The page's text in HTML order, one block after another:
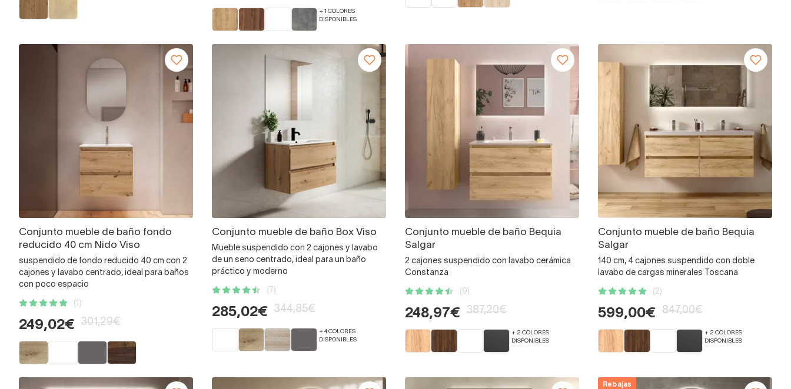
+ 1 COLORES
DISPONIBLES
Conjunto mueble de baño fondo
reducido 40 cm Nido Viso
suspendido de fondo reducido 40 cm con 2
cajones y lavabo centrado, ideal para baños
con poco espacio
(1)
249,02€ 301,29€
Conjunto mueble de baño Box Viso
Mueble suspendido con 2 cajones y lavabo
de un seno centrado, ideal para un baño
práctico y moderno
(7)
285,02€ 344,85€
+ 4 COLORES
DISPONIBLES
Conjunto mueble de baño Bequia
Salgar
2 cajones suspendido con lavabo cerámica
Constanza
(9)
248,97€ 387,20€
+ 2 COLORES
DISPONIBLES
Conjunto mueble de baño Bequia
Salgar
140 cm, 4 cajones suspendido con doble
lavabo de cargas minerales Toscana
(2)
599,00€ 847,00€
+ 2 COLORES
DISPONIBLES
Rebajas